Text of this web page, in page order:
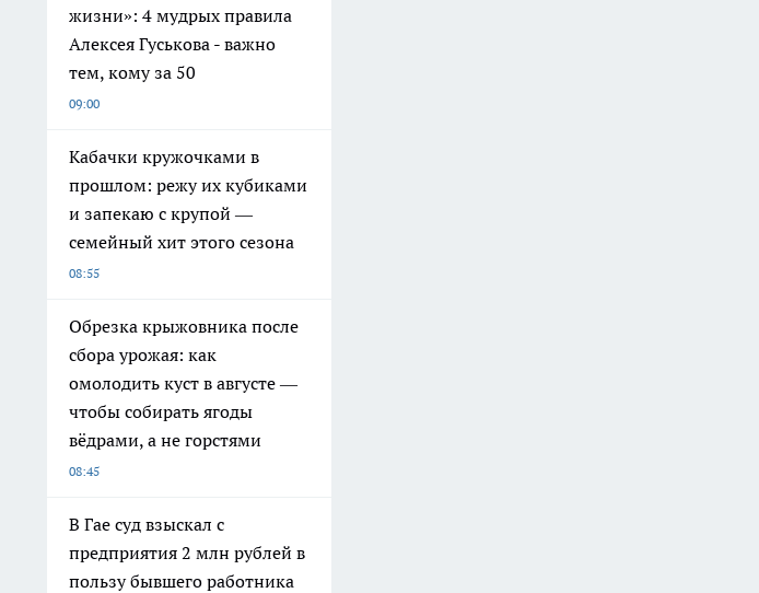
жизни»: 4 мудрых правила
Алексея Гуськова - важно
тем, кому за 50
09:00
Кабачки кружочками в
прошлом: режу их кубиками
и запекаю с крупой —
семейный хит этого сезона
08:55
Обрезка крыжовника после
сбора урожая: как
омолодить куст в августе —
чтобы собирать ягоды
вёдрами, а не горстями
08:45
В Гае суд взыскал с
предприятия 2 млн рублей в
пользу бывшего работника